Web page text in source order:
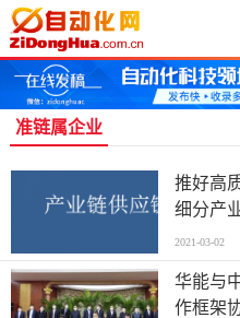
准链属企业
推好高
细分产
展
2021-03-02
华能与
作框架